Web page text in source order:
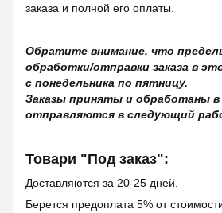
заказа и полной его оплаты.
Обратите внимание, что
обработки/отправки заказа в
с понедельника по пятницу.
Заказы приняты и обработаны в
отправляются в следующий
Товари "Под заказ":
Доставляются за 20-25 дней.
Берется предоплата 5% от